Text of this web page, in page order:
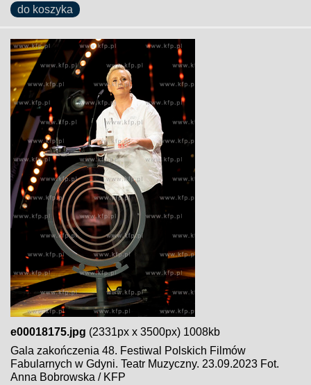
do koszyka
e00018175.jpg (2331px x 3500px) 1008kb
Gala zakończenia 48. Festiwal Polskich Filmów
Fabularnych w Gdyni. Teatr Muzyczny. 23.09.2023 Fot.
Anna Bobrowska / KFP